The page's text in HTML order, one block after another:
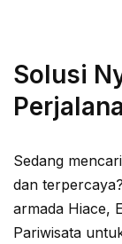
Solusi
Sedang mencari
dan
armada Hiace,
Pariwisata